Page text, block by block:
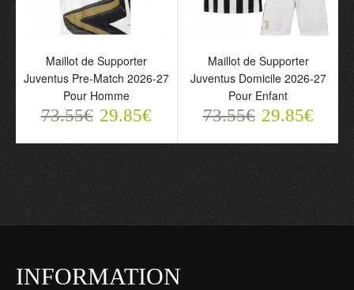
Maillot de Supporter
Juventus Pre-Match 2026-27
Pour Homme
73.55€ 29.85€
Maillot de Supporter
Juventus Domicile 2026-27
Pour Enfant
73.55€ 29.85€
INFORMATION